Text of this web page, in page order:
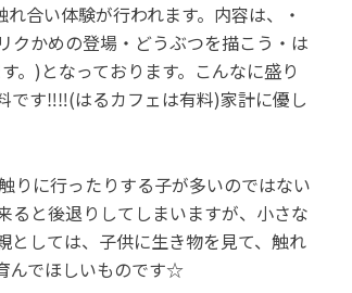
合い体験が行われます。内容は、・
クかめの登場・どうぶつを描こう・は
。)となっております。こんなに盛り
す‼‼(はるカフェは有料)家計に優し
りに行ったりする子が多いのではない
と後退りしてしまいますが、小さな
しては、子供に生き物を見て、触れ
んでほしいものです☆